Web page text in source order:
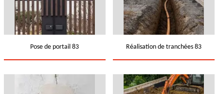
Pose de portail 83 Réalisation de tranchées 83